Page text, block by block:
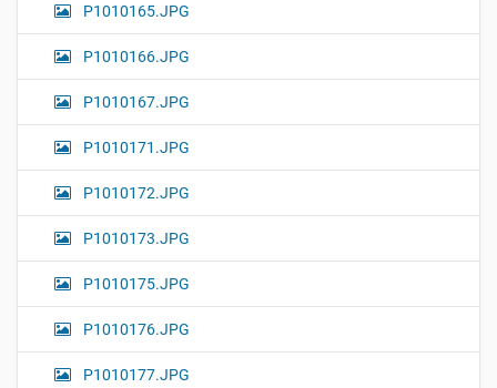
P1010165.JPG
P1010166.JPG
P1010167.JPG
P1010171.JPG
P1010172.JPG
P1010173.JPG
P1010175.JPG
P1010176.JPG
P1010177.JPG